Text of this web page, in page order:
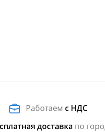
Работаемс НДС
доставка по